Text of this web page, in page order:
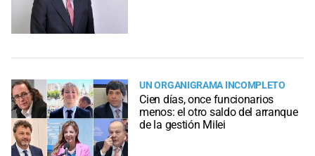
UN ORGANIGRAMA INCOMPLETO
Cien días, once funcionarios
menos: el otro saldo del arranque
de la gestión Milei